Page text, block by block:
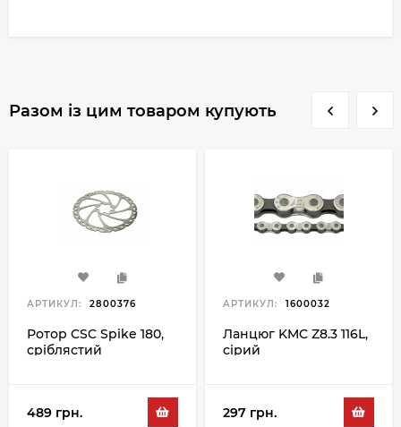
Разом із цим товаром купують
АРТИКУЛ: 2800376
Ротор CSC Spike 180,
сріблястий
489 грн.
АРТИКУЛ: 1600032
Ланцюг KMC Z8.3 116L,
сірий
297 грн.